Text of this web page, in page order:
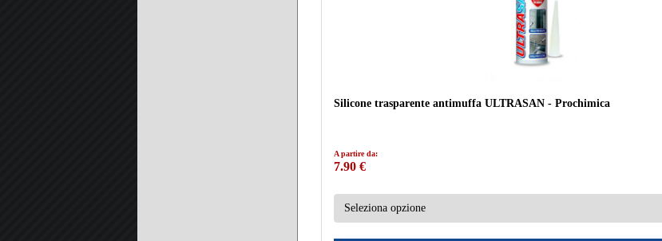
Silicone trasparente antimuffa ULTRASAN - Prochimica
A partire da:
7.90 €